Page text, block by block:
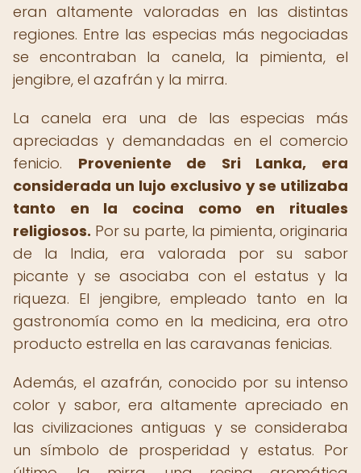
eran altamente valoradas en las distintas
regiones. Entre las especias más negociadas
se encontraban la canela, la pimienta, el
jengibre, el azafrán y la mirra.
La canela era una de las especias más
apreciadas y demandadas en el comercio
fenicio. Proveniente de Sri Lanka, era
considerada un lujo exclusivo y se utilizaba
tanto en la cocina como en rituales
religiosos. Por su parte, la pimienta, originaria
de la India, era valorada por su sabor
picante y se asociaba con el estatus y la
riqueza. El jengibre, empleado tanto en la
gastronomía como en la medicina, era otro
producto estrella en las caravanas fenicias.
Además, el azafrán, conocido por su intenso
color y sabor, era altamente apreciado en
las civilizaciones antiguas y se consideraba
un símbolo de prosperidad y estatus. Por